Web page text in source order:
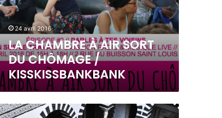
24 avril 2016
LA CHAMBRE À AIR SORT
DU CHÔMAGE /
KISSKISSBANKBANK